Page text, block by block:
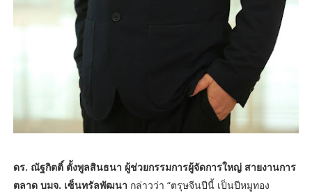
ดร. ณัฐกิตติ์ ตั้งพูลสินธนา ผู้ช่วยกรรมการผู้จัดการใหญ่ สายงานการ
ตลาด บมจ. เซ็นทรัลพัฒนา กล่าวว่า “ตรุษจีนปีนี้ เป็นปีหมูทอง